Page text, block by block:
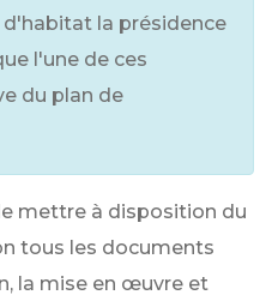
la présidence
l'une de ces
du plan de
mettre à disposition du
tous les documents
la mise en œuvre et